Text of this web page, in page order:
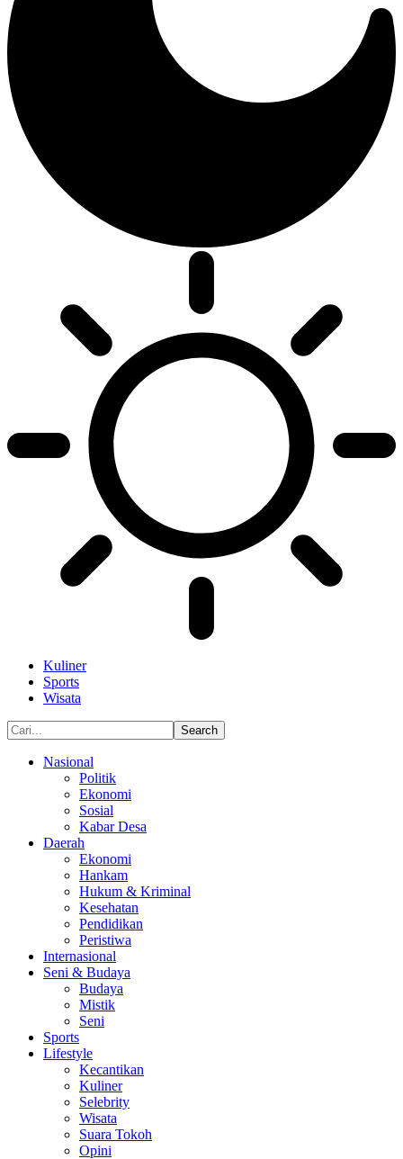
Kuliner
Sports
Wisata
Nasional
Politik
Ekonomi
Sosial
Kabar Desa
Daerah
Ekonomi
Hankam
Hukum & Kriminal
Kesehatan
Pendidikan
Peristiwa
Internasional
Seni & Budaya
Budaya
Mistik
Seni
Sports
Lifestyle
Kecantikan
Kuliner
Selebrity
Wisata
Suara Tokoh
Opini